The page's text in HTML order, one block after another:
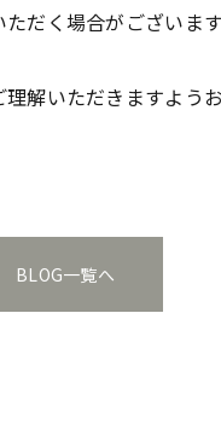
だく場合がございます
解いただきますようお
BLOG一覧へ